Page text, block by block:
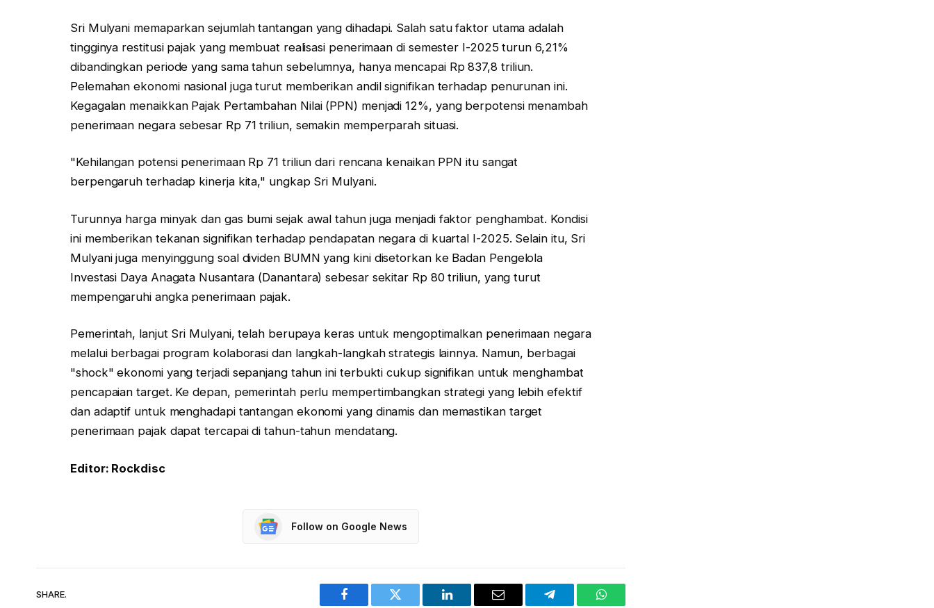
Sri Mulyani memaparkan sejumlah tantangan yang dihadapi. Salah satu faktor utama adalah
tingginya restitusi pajak yang membuat realisasi penerimaan di semester I-2025 turun 6,21%
dibandingkan periode yang sama tahun sebelumnya, hanya mencapai Rp 837,8 triliun.
Pelemahan ekonomi nasional juga turut memberikan andil signifikan terhadap penurunan ini.
Kegagalan menaikkan Pajak Pertambahan Nilai (PPN) menjadi 12%, yang berpotensi menambah
penerimaan negara sebesar Rp 71 triliun, semakin memperparah situasi.
"Kehilangan potensi penerimaan Rp 71 triliun dari rencana kenaikan PPN itu sangat
berpengaruh terhadap kinerja kita," ungkap Sri Mulyani.
Turunnya harga minyak dan gas bumi sejak awal tahun juga menjadi faktor penghambat. Kondisi
ini memberikan tekanan signifikan terhadap pendapatan negara di kuartal I-2025. Selain itu, Sri
Mulyani juga menyinggung soal dividen BUMN yang kini disetorkan ke Badan Pengelola
Investasi Daya Anagata Nusantara (Danantara) sebesar sekitar Rp 80 triliun, yang turut
mempengaruhi angka penerimaan pajak.
Pemerintah, lanjut Sri Mulyani, telah berupaya keras untuk mengoptimalkan penerimaan negara
melalui berbagai program kolaborasi dan langkah-langkah strategis lainnya. Namun, berbagai
"shock" ekonomi yang terjadi sepanjang tahun ini terbukti cukup signifikan untuk menghambat
pencapaian target. Ke depan, pemerintah perlu mempertimbangkan strategi yang lebih efektif
dan adaptif untuk menghadapi tantangan ekonomi yang dinamis dan memastikan target
penerimaan pajak dapat tercapai di tahun-tahun mendatang.
Editor: Rockdisc
Follow on Google News
SHARE.
Facebook Twitter LinkedIn Email Telegram WhatsApp